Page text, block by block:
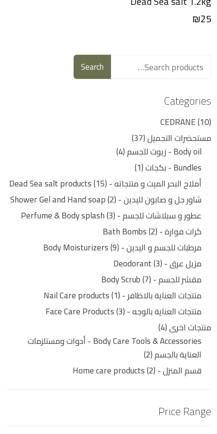
₪25
Search
Categories
CEDRANE 10
مستحضرات التجميل 37
Body oil - زيوت للجسم
4
Bundles - بكجات
1
أملاح البحر الميت و منتجاته - Dead Sea salt products 15
شاور جل و صابون لليدين - Shower Gel and Hand soap 2
عطور و سبلاشات للجسم - Perfume & Body splash 3
كرات فوارة - Bath Bombs 2
مرطبات للجسم و اليدين - Body Moisturizers 9
مزيل عرق - Deodorant 3
مقشر للجسم - Body Scrub 7
منتجات العناية بالاظافر - Nail Care products 1
منتجات العناية بالوجه - Face Care Products 3
منتجات اخرى 4
Body Care Tools & Accessories - أدوات ومستلزمات
العناية بالجسم 2
قسم المنزل - Home care products 2
Price Range